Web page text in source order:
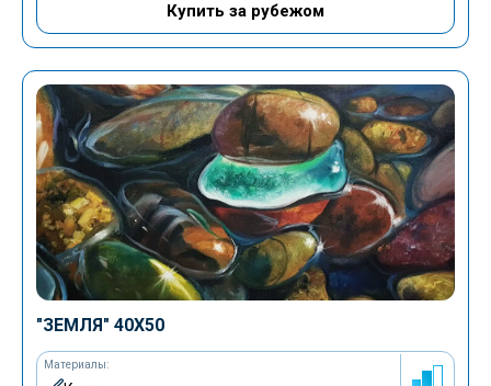
Купить за рубежом
"ЗЕМЛЯ" 40Х50
Материалы: